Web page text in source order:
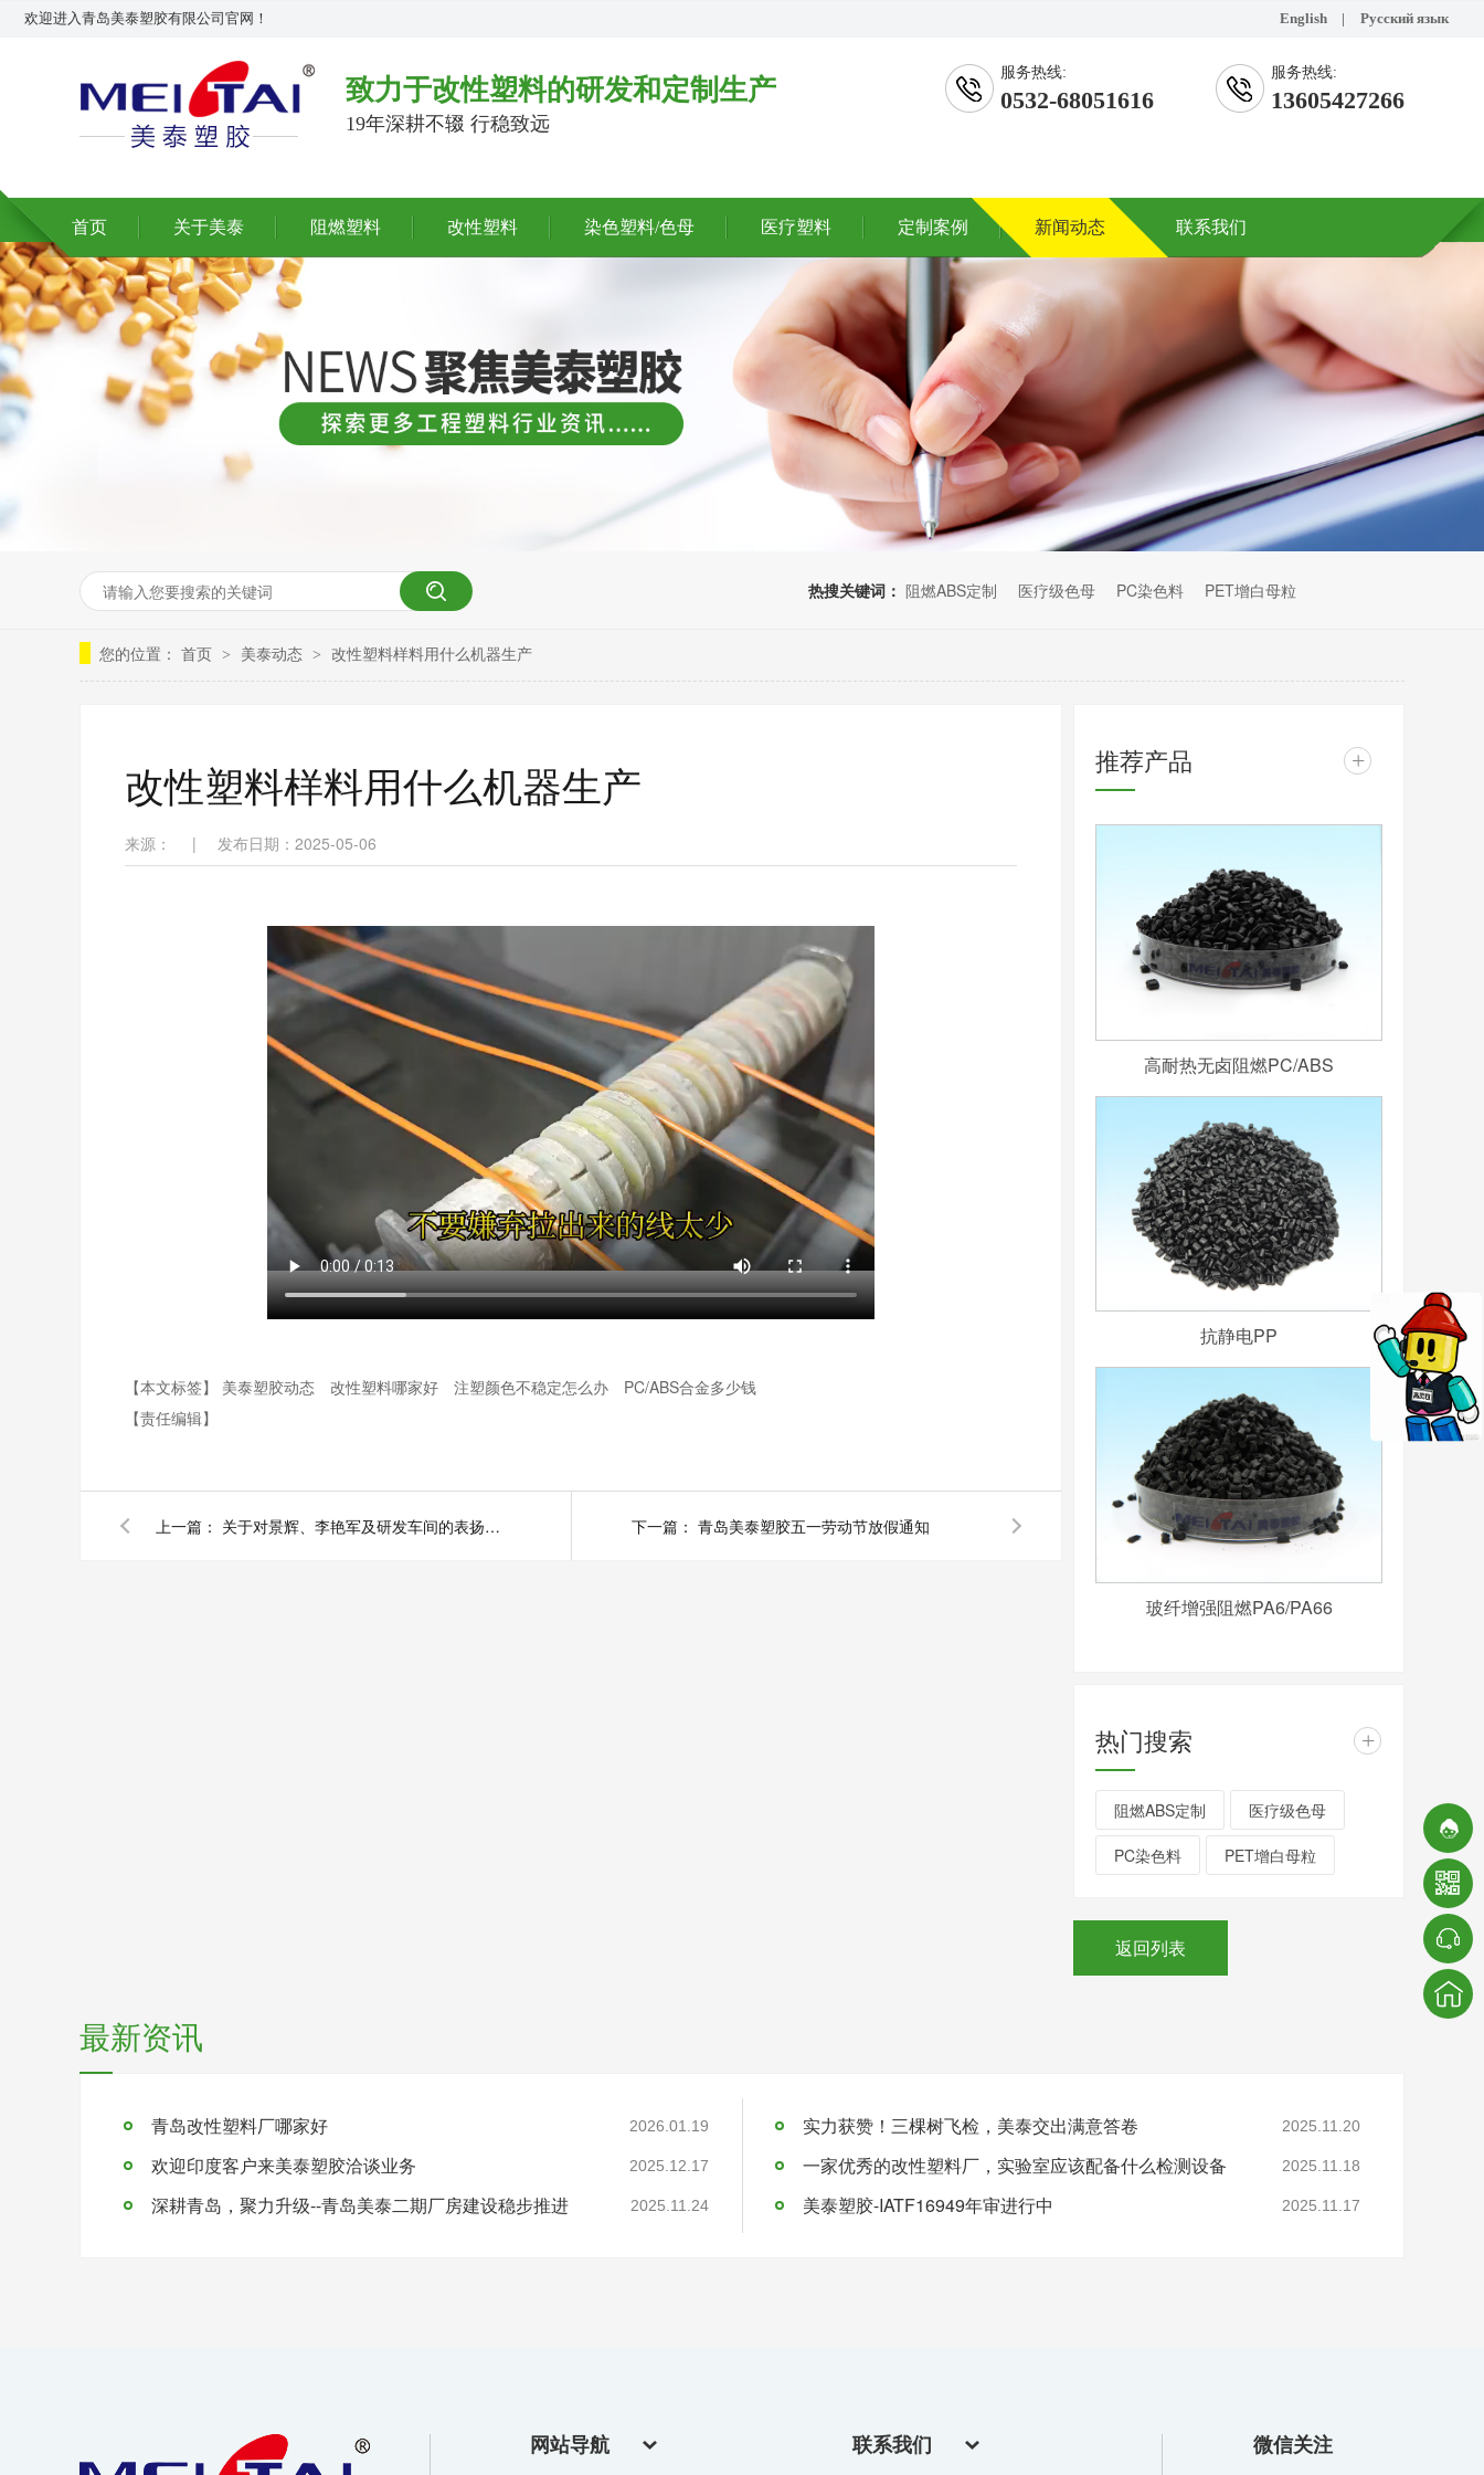
欢迎进入青岛美泰塑胶有限公司官网！ English | Русский язык
致力于改性塑料的研发和定制生产
19年深耕不辍 行稳致远
服务热线:
0532-68051616
服务热线:
13605427266
首页 关于美泰 阻燃塑料 改性塑料 染色塑料/色母 医疗塑料 定制案例 新闻动态 联系我们
热搜关键词： 阻燃ABS定制 医疗级色母 PC染色料 PET增白母粒
您的位置： 首页 > 美泰动态 > 改性塑料样料用什么机器生产
改性塑料样料用什么机器生产
来源： | 发布日期：2025-05-06
【本文标签】 美泰塑胶动态 改性塑料哪家好 注塑颜色不稳定怎么办
PC/ABS合金多少钱
【责任编辑】
上一篇： 关于对景辉、李艳军及研发车间的表扬通知 下一篇： 青岛美泰塑胶五一劳动节放假通知
推荐产品 +
高耐热无卤阻燃PC/ABS
抗静电PP
玻纤增强阻燃PA6/PA66
热门搜索 +
阻燃ABS定制 医疗级色母
PC染色料 PET增白母粒
返回列表
最新资讯
青岛改性塑料厂哪家好 2026.01.19
欢迎印度客户来美泰塑胶洽谈业务 2025.12.17
深耕青岛，聚力升级--青岛美泰二期厂房建设稳步推进 2025.11.24
实力获赞！三棵树飞检，美泰交出满意答卷 2025.11.20
一家优秀的改性塑料厂，实验室应该配备什么检测设备 2025.11.18
美泰塑胶-IATF16949年审进行中 2025.11.17
网站导航 联系我们 微信关注